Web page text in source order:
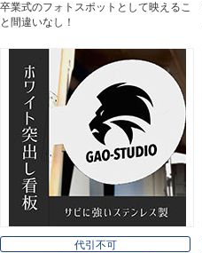
卒業式のフォトスポットとして映えるこ
と間違いなし！
代引不可